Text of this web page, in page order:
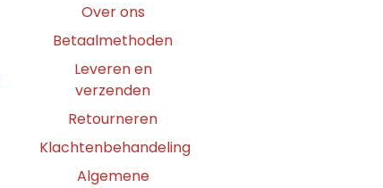
Over ons
Betaalmethoden
Leveren en
verzenden
Retourneren
Klachtenbehandeling
Algemene